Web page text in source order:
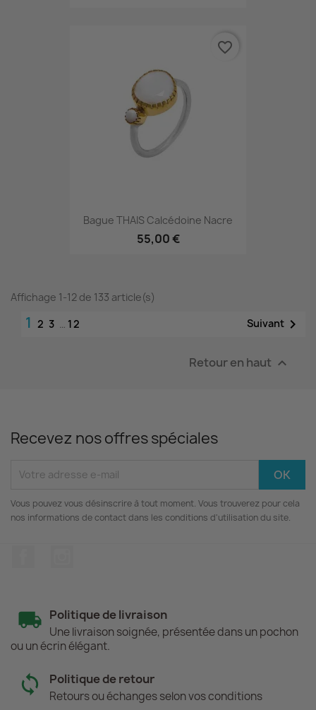
Bague THAIS Calcédoine Nacre
55,00 €
favorite_border
Affichage 1-12 de 133 article(s)
1 2 3 12 Suivant 
Retour en haut 
Recevez nos offres spéciales
Vous pouvez vous désinscrire à tout moment. Vous trouverez pour cela
nos informations de contact dans les conditions d'utilisation du site.
Politique de livraison
Une livraison soignée, présentée dans un pochon
ou un écrin élégant.
Politique de retour
Retours ou échanges selon vos conditions